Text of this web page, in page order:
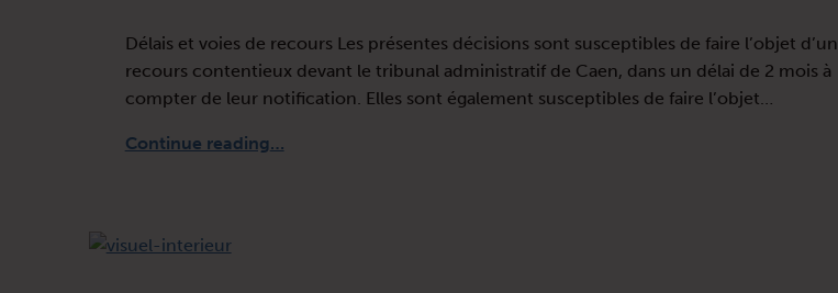
Délais et voies de recours Les présentes décisions sont susceptibles de faire l’objet d’un
recours contentieux devant le tribunal administratif de Caen, dans un délai de 2 mois à
compter de leur notification. Elles sont également susceptibles de faire l’objet…
Continue reading…